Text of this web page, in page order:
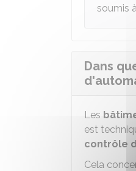
soumis
Dans
Les
est
contrôle
Cela